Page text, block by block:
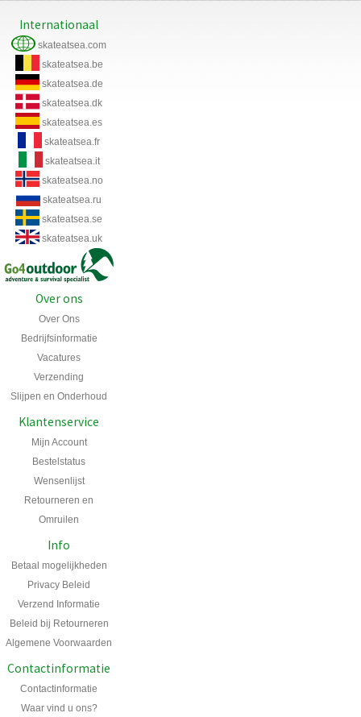
Internationaal
skateatsea.com
skateatsea.be
skateatsea.de
skateatsea.dk
skateatsea.es
skateatsea.fr
skateatsea.it
skateatsea.no
skateatsea.ru
skateatsea.se
skateatsea.uk
Over ons
Over Ons
Bedrijfsinformatie
Vacatures
Verzending
Slijpen en Onderhoud
Klantenservice
Mijn Account
Bestelstatus
Wensenlijst
Retourneren en
Omruilen
Info
Betaal mogelijkheden
Privacy Beleid
Verzend Informatie
Beleid bij Retourneren
Algemene Voorwaarden
Contactinformatie
Contactinformatie
Waar vind u ons?